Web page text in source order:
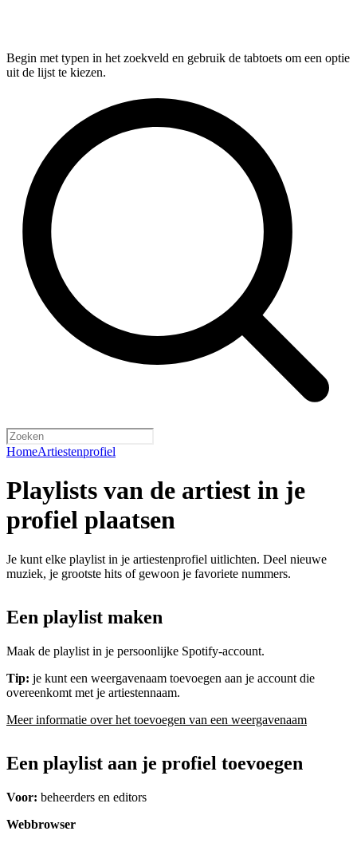
Begin met typen in het zoekveld en gebruik de tabtoets om een optie
uit de lijst te kiezen.
HomeArtiestenprofiel
Playlists van de artiest in je
profiel plaatsen
Je kunt elke playlist in je artiestenprofiel uitlichten. Deel nieuwe
muziek, je grootste hits of gewoon je favoriete nummers.
Een playlist maken
Maak de playlist in je persoonlijke Spotify-account.
Tip: je kunt een weergavenaam toevoegen aan je account die
overeenkomt met je artiestennaam.
Meer informatie over het toevoegen van een weergavenaam
Een playlist aan je profiel toevoegen
Voor: beheerders en editors
Webbrowser